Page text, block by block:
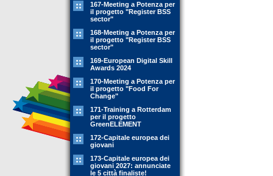
167-Meeting a Potenza per
il progetto "Register BSS
sector"
168-Meeting a Potenza per
il progetto "Register BSS
sector"
169-European Digital Skill
Awards 2024
170-Meeting a Potenza per
il progetto "Food For
Change"
171-Training a Rotterdam
per il progetto
GreenELEMENT
172-Capitale europea dei
giovani
173-Capitale europea dei
giovani 2027: annunciate
le 5 città finaliste!